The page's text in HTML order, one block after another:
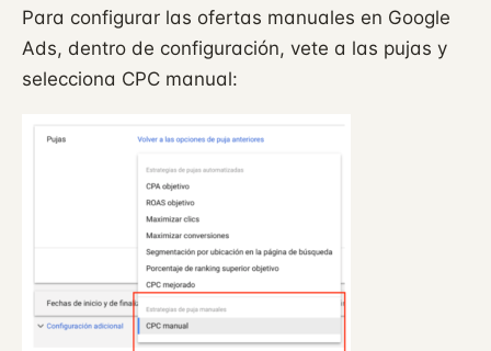
Para configurar las ofertas manuales en Google
Ads, dentro de configuración, vete a las pujas y
selecciona CPC manual: